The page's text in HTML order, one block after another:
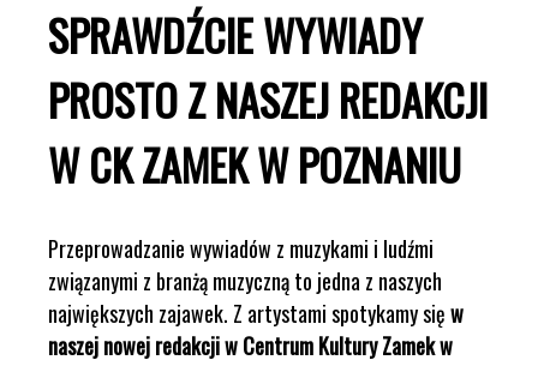
SPRAWDŹCIE WYWIADY
PROSTO Z NASZEJ REDAKCJI
W CK ZAMEK W POZNANIU
Przeprowadzanie wywiadów z muzykami i ludźmi
związanymi z branżą muzyczną to jedna z naszych
największych zajawek. Z artystami spotykamy sięw
naszej nowej redakcji w Centrum Kultury Zamek w